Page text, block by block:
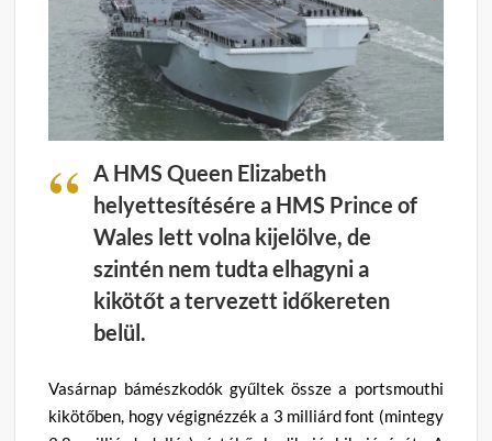
A HMS Queen Elizabeth
helyettesítésére a HMS Prince of
Wales lett volna kijelölve, de
szintén nem tudta elhagyni a
kikötőt a tervezett időkereten
belül.
Vasárnap bámészkodók gyűltek össze a portsmouthi
kikötőben, hogy végignézzék a 3 milliárd font (mintegy